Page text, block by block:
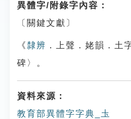
異體字/附錄字內容：
〔關鍵文獻〕
《隸辨 ．上聲．姥韻．土
碑〉。
資料來源：
教育部異體字字典_圡